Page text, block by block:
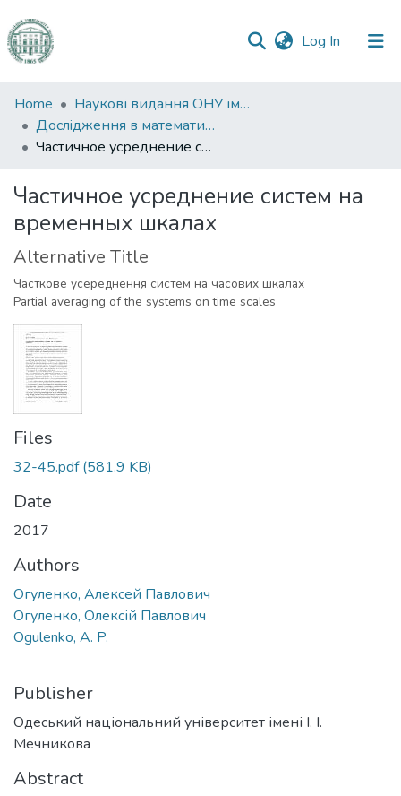
Log In (current)
Communities
&
Collections
Statistics
Home
Наукові видання ОНУ імені І. І. Мечникова
Дослiдження в математицi i механiцi
Частичное усреднение систем на временных шкалах
Частичное усреднение систем на
временных шкалах
Alternative Title
Часткове усереднення систем на часових шкалах
Partial averaging of the systems on time scales
Files
32-45.pdf(581.9 KB)
Date
2017
Authors
Огуленко, Алексей Павлович
Огуленко, Олексій Павлович
Ogulenko, A. P.
Publisher
Одеський національний університет імені І. І.
Мечникова
Abstract